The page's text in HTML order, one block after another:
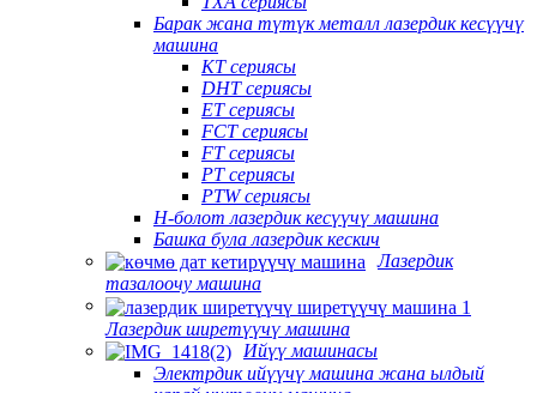
Барак жана түтүк металл лазердик кесүүчү
машина
КТ сериясы
DHT сериясы
ET сериясы
FCT сериясы
FT сериясы
PT сериясы
PTW сериясы
H-болот лазердик кесүүчү машина
Башка була лазердик кескич
Лазердик
тазалоочу машина
Лазердик ширетүүчү машина
Ийүү машинасы
Электрдик ийүүчү машина жана ылдый